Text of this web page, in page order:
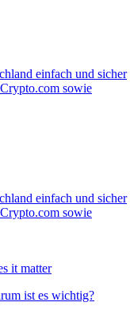
einfach und sicher
sowie
einfach und sicher
sowie
ist es wichtig?